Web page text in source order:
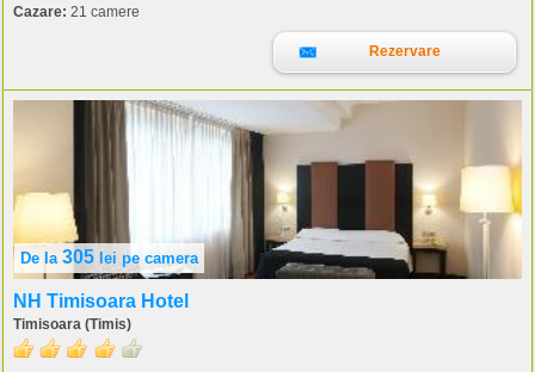
Cazare: 21 camere
Rezervare
De la 305 lei pe camera
NH Timisoara Hotel
Timisoara (Timis)